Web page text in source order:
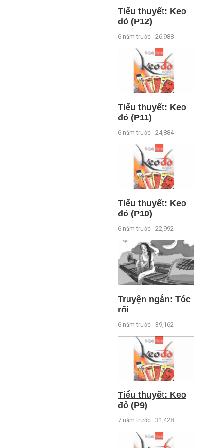
Tiểu thuyết: Keo
đỏ (P12)
6 năm trước 26,988
Tiểu thuyết: Keo
đỏ (P11)
6 năm trước 24,884
Tiểu thuyết: Keo
đỏ (P10)
6 năm trước 22,992
Truyện ngắn: Tóc
rối
6 năm trước 39,162
Tiểu thuyết: Keo
đỏ (P9)
7 năm trước 31,428